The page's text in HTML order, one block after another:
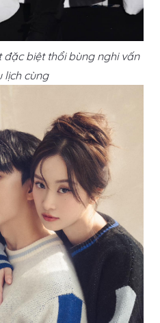
đặc biệt thổi bùng nghi vấn
lịch cùng